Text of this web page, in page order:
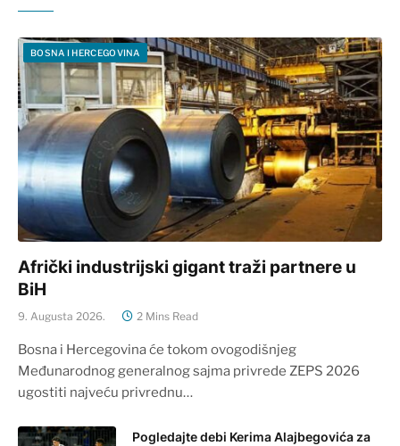
BOSNA I HERCEGOVINA
Afrički industrijski gigant traži partnere u
BiH
9. Augusta 2026. 2 Mins Read
Bosna i Hercegovina će tokom ovogodišnjeg
Međunarodnog generalnog sajma privrede ZEPS 2026
ugostiti najveću privrednu…
Pogledajte debi Kerima Alajbegovića za